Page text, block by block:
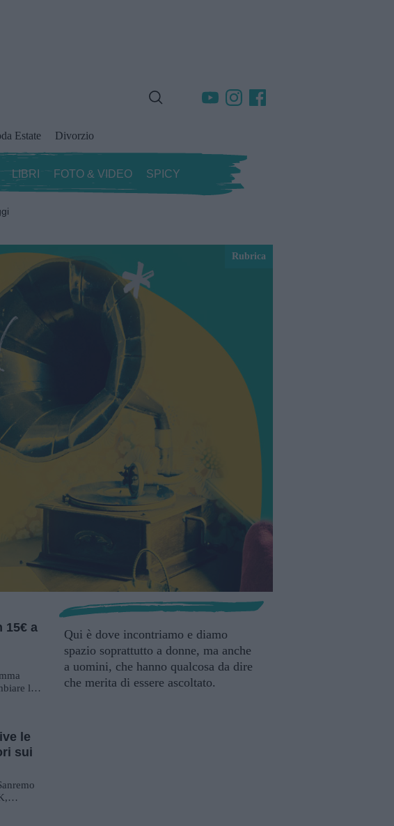
Estate Divorzio
LIBRI FOTO & VIDEO SPICY
Rubrica
15€ a
la
le
sui
Qui è dove incontriamo e diamo
spazio soprattutto a donne, ma anche
a uomini, che hanno qualcosa da dire
che merita di essere ascoltato.